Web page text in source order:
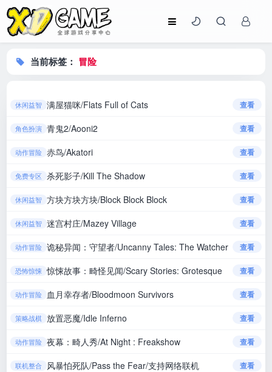
当前标签： 冒险
休闲益智 满屋猫咪/Flats Full of Cats 查看
角色扮演 青鬼2/Aooni2 查看
动作冒险 赤鸟/Akatori 查看
免费专区 杀死影子/Kill The Shadow 查看
休闲益智 方块方块方块/Block Block Block 查看
休闲益智 迷宫村庄/Mazey Village 查看
动作冒险 诡秘异闻：守望者/Uncanny Tales: The Watcher 查看
恐怖惊悚 惊悚故事：畸怪见闻/Scary Stories: Grotesque 查看
动作冒险 血月幸存者/Bloodmoon Survivors 查看
策略战棋 放置恶魔/Idle Inferno 查看
动作冒险 夜幕：畸人秀/At Night : Freakshow 查看
联机整合 风暴怕死队/Pass the Fear/支持网络联机 查看